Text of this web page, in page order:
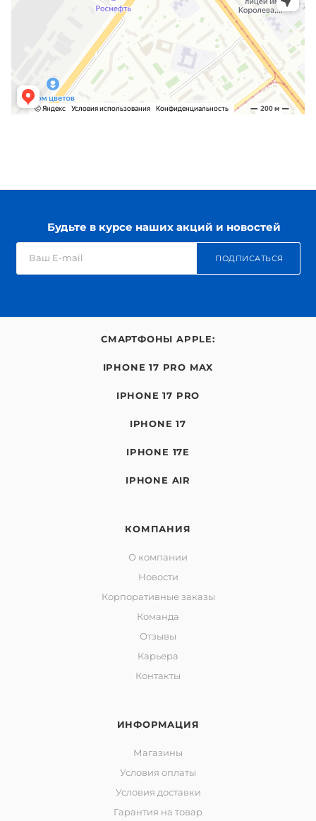
Будьте в курсе наших акций и новостей
ПОДПИСАТЬСЯ
СМАРТФОНЫ APPLE:
IPHONE 17 PRO MAX
IPHONE 17 PRO
IPHONE 17
IPHONE 17E
IPHONE AIR
КОМПАНИЯ
О компании
Новости
Корпоративные заказы
Команда
Отзывы
Карьера
Контакты
ИНФОРМАЦИЯ
Магазины
Условия оплаты
Условия доставки
Гарантия на товар